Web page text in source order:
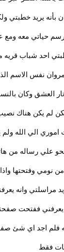
بأنه يريد
حياتي معه ومع
احد شباب
نفس الاسم
العشق وكان
ولكن لم يكن هناك
الي الله ولم
علي رساله من
نومي وفتحتها
مراسلتي وانه
ففتحت
فلم اجد اي شئ
فقط